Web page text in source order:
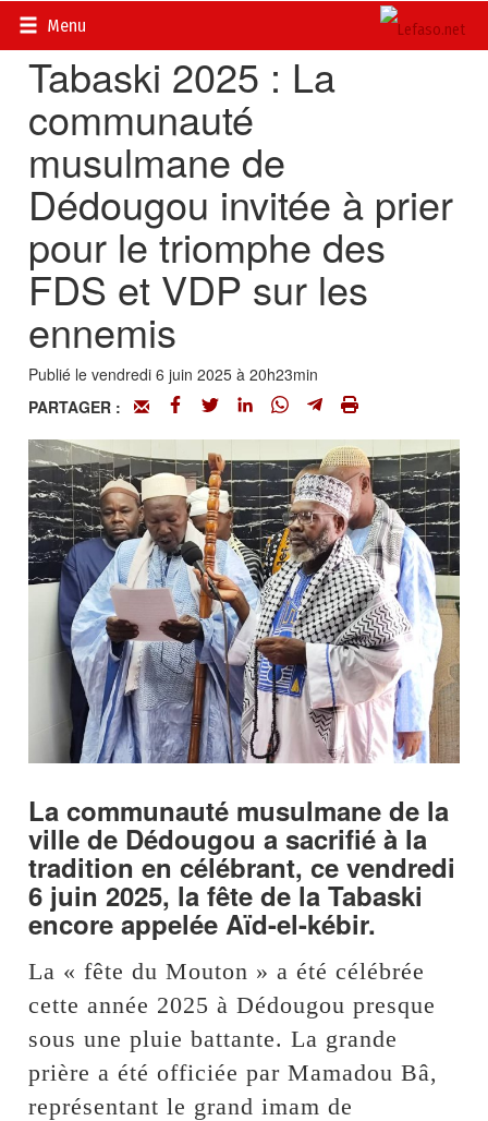
Menu
Accueil>
Tabaski 2025 : La
communauté
musulmane de
Dédougou invitée à prier
pour le triomphe des
FDS et VDP sur les
ennemis
Publié le vendredi 6 juin 2025 à 20h23min
PARTAGER :
La communauté musulmane de la
ville de Dédougou a sacrifié à la
tradition en célébrant, ce vendredi
6 juin 2025, la fête de la Tabaski
encore appelée Aïd-el-kébir.
La « fête du Mouton » a été célébrée
cette année 2025 à Dédougou presque
sous une pluie battante. La grande
prière a été officiée par Mamadou Bâ,
représentant le grand imam de